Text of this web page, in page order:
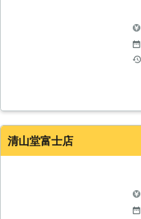
清山堂富士店